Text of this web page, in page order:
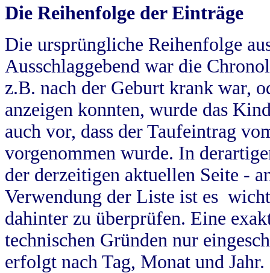
Die Reihenfolge der Einträge
Die ursprüngliche Reihenfolge
Ausschlaggebend war die
z.B. nach der Geburt krank war,
anzeigen konnten, wurde das
auch vor, dass der Taufeintrag
vorgenommen wurde. In
der derzeitigen aktuellen Seite -
Verwendung der Liste ist es
dahinter zu überprüfen. Eine
technischen Gründen nur
erfolgt nach Tag, Monat und Jahr.